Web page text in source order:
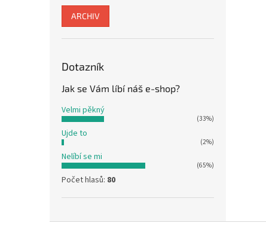
ARCHIV
Dotazník
Jak se Vám líbí náš e-shop?
Velmi pěkný
(33%)
Ujde to
(2%)
Nelíbí se mi
(65%)
Počet hlasů: 80